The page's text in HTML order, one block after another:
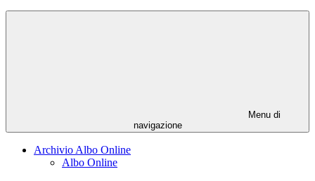
Menu di
navigazione
Archivio Albo Online
Albo Online